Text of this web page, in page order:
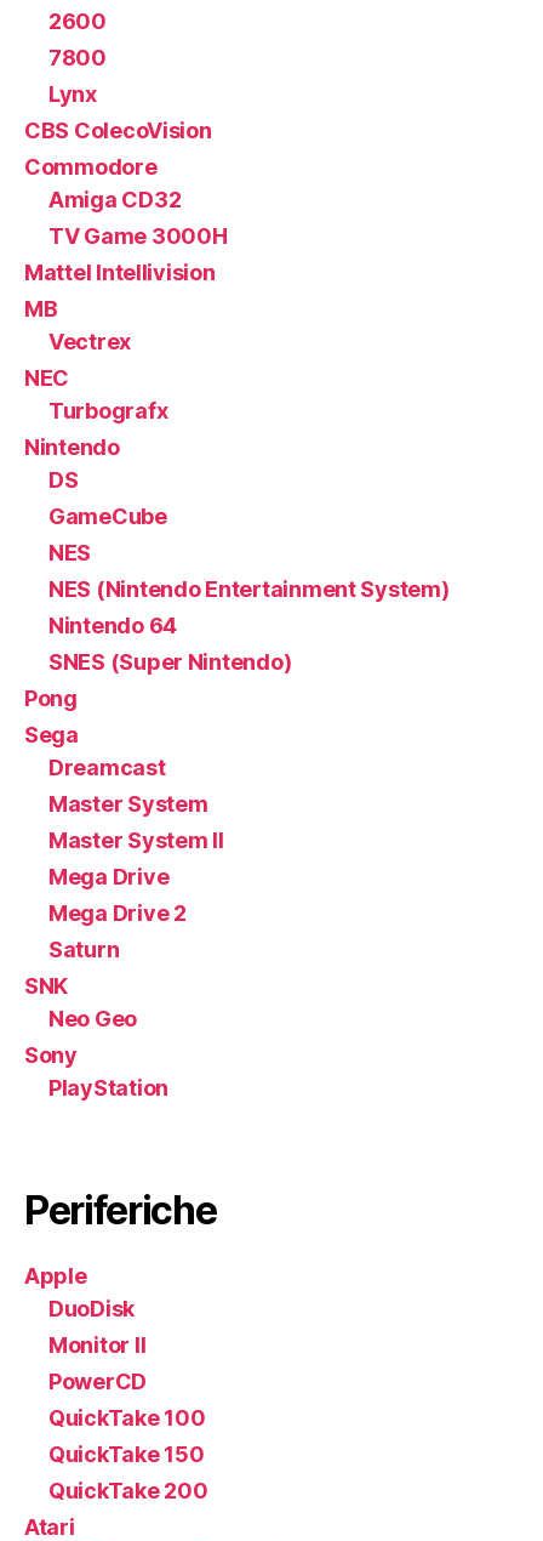
2600
7800
Lynx
CBS ColecoVision
Commodore
Amiga CD32
TV Game 3000H
Mattel Intellivision
MB
Vectrex
NEC
Turbografx
Nintendo
DS
GameCube
NES
NES (Nintendo Entertainment System)
Nintendo 64
SNES (Super Nintendo)
Pong
Sega
Dreamcast
Master System
Master System II
Mega Drive
Mega Drive 2
Saturn
SNK
Neo Geo
Sony
PlayStation
Periferiche
Apple
DuoDisk
Monitor II
PowerCD
QuickTake 100
QuickTake 150
QuickTake 200
Atari